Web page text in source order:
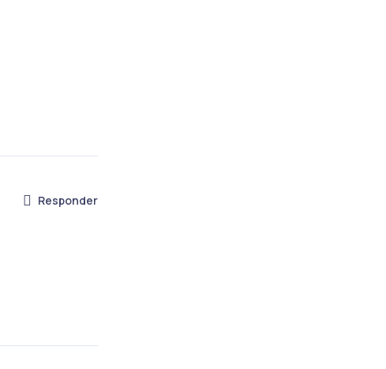
Responder